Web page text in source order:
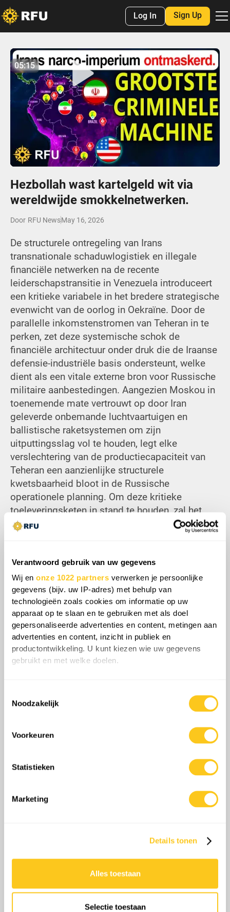
Verantwoord gebruik van uw gegevens
Wij enonze 1022 partners verwerken je persoonlijke
gegevens (bijv. uw IP-adres) met behulp van
technologieën zoals cookies om informatie op uw
apparaat op te slaan en te gebruiken met als doel
gepersonaliseerde advertenties en content, metingen aan
advertenties en content, inzicht in publiek en
productontwikkeling. U kunt kiezen wie uw gegevens
gebruikt en met welke doelen.
Informatie verzamelen over uw geografische
locatie, die tot een paar meter nauwkeurig kan zijn
scannen op specifieke eigenschappen (fingerprinting)
detailgedeeltein.
U kunt uw toestemming op elk moment wijzigen of
We gebruiken cookies om content en advertenties te
informatie over uw gebruik van onze site met onze
informatie die u aan ze heeft verstrekt of die ze hebben
verzameld op basis van uw gebruik van hun services.
Noodzakelijk
Voorkeuren
Statistieken
Marketing
Details tonen
Alles toestaan
Selectie toestaan
Log In Sign Up
Play
05:14
Mute Settings
Enter
No items found.
05:15
Hezbollah wast kartelgeld wit via
wereldwijde smokkelnetwerken.
Door RFU NewsMay 16, 2026
De structurele ontregeling van Irans
transnationale schaduwlogistiek en illegale
financiële netwerken na de recente
leiderschapstransitie in Venezuela introduceert
een kritieke variabele in het bredere strategische
evenwicht van de oorlog in Oekraïne. Door de
parallelle inkomstenstromen van Teheran in te
perken, zet deze systemische schok de
financiële architectuur onder druk die de Iraanse
defensie-industriële basis ondersteunt, welke
dient als een vitale externe bron voor Russische
militaire aanbestedingen. Aangezien Moskou in
toenemende mate vertrouwt op door Iran
geleverde onbemande luchtvaartuigen en
ballistische raketsystemen om zijn
uitputtingsslag vol te houden, legt elke
verslechtering van de productiecapaciteit van
Teheran een aanzienlijke structurele
kwetsbaarheid bloot in de Russische
operationele planning. Om deze kritieke
toeleveringsketen in stand te houden, zal het
Kremlin waarschijnlijk gedwongen zijn om harde
valutareserves om te buigen of geavanceerde
budgettaire tekorten van Iran op te vangen, wat
de uitputtingsslag van Ruslands eigen
gesanctioneerde economische middelen
versnelt. Uiteindelijk ondermijnt deze
theateroverschrijdende logistieke en financiële
ontregeling de duurzaamheid op lange termijn
van de Russisch-Iraanse as, waardoor de
materiële machtsbalans op de lange termijn op
0Opmerkingen
Meer afleveringen